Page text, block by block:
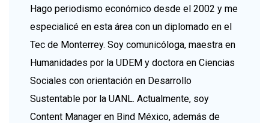
Hago periodismo económico desde el 2002 y me
especialicé en esta área con un diplomado en el
Tec de Monterrey. Soy comunicóloga, maestra en
Humanidades por la UDEM y doctora en Ciencias
Sociales con orientación en Desarrollo
Sustentable por la UANL. Actualmente, soy
Content Manager en Bind México, además de